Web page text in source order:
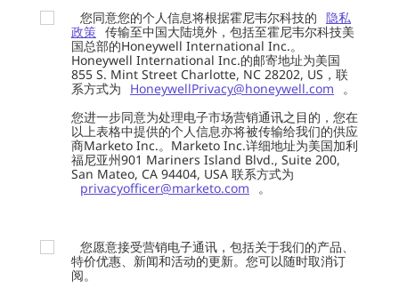
您同意您的个人信息将根据霍尼韦尔科技的 隐私
政策 传输至中国大陆境外，包括至霍尼韦尔科技美
国总部的Honeywell International Inc.。
Honeywell International Inc.的邮寄地址为美国
855 S. Mint Street Charlotte, NC 28202, US，联
系方式为
HoneywellPrivacy@honeywell.com
。
您进一步同意为处理电子市场营销通讯之目的，您在
以上表格中提供的个人信息亦将被传输给我们的供应
商Marketo Inc.。Marketo Inc.详细地址为美国加利
福尼亚州901 Mariners Island Blvd., Suite 200,
San Mateo, CA 94404, USA 联系方式为
privacyofficer@marketo.com
。
您愿意接受营销电子通讯，包括关于我们的产品、
特价优惠、新闻和活动的更新。您可以随时取消订
阅。